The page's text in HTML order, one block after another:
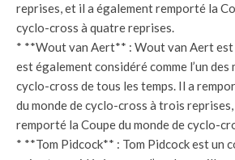
reprises, et il a également remporté la
cyclo-cross à quatre reprises.
* **Wout van Aert** : Wout van Aert est
est également considéré comme l’un
cyclo-cross de tous les temps. Il a
du monde de cyclo-cross à trois
remporté la Coupe du monde de cyclo-
* **Tom Pidcock** : Tom Pidcock est un